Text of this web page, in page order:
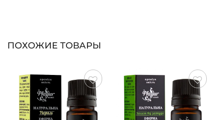
ПОХОЖИЕ ТОВАРЫ
Сохранить Сохранить